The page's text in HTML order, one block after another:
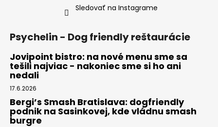
Sledovať na Instagrame
Psychelin - Dog friendly reštaurácie
Jovipoint bistro: na nové menu sme sa
tešili najviac - nakoniec sme si ho ani
nedali
17.6.2026
Bergi’s Smash Bratislava: dogfriendly
podnik na Sasinkovej, kde vládnu smash
burgre